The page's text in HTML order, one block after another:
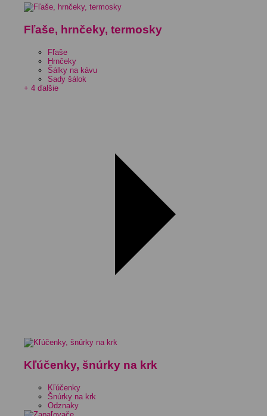
Fľaše, hrnčeky, termosky
Fľaše
Hrnčeky
Šálky na kávu
Sady šálok
+ 4 ďalšie
Kľúčenky, šnúrky na krk
Kľúčenky
Šnúrky na krk
Odznaky